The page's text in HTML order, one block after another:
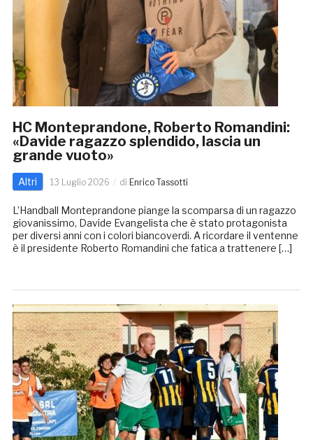
HC Monteprandone, Roberto Romandini:
«Davide ragazzo splendido, lascia un
grande vuoto»
Altri 13 Luglio 2026 di Enrico Tassotti
L’Handball Monteprandone piange la scomparsa di un ragazzo
giovanissimo, Davide Evangelista che è stato protagonista
per diversi anni con i colori biancoverdi. A ricordare il ventenne
è il presidente Roberto Romandini che fatica a trattenere […]